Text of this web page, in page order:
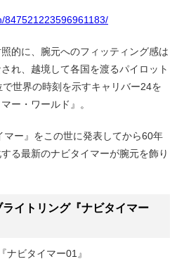
847521223596961183/
的に、腕元へのフィッティング感は
れ、越境して各国を渡るパイロット
世界の時刻を示すキャリバー24を
ー・ワールド』。
ー』をこの世に発表してから60年
る最新のナビタイマーが腕元を飾り
イトリング『ナビタイマー
ナビタイマー01』